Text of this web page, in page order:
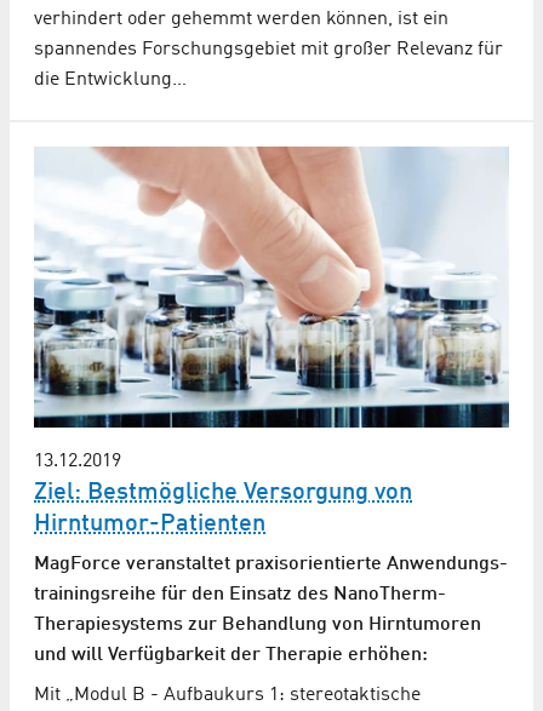
verhindert oder gehemmt werden können, ist ein
spannendes Forschungsgebiet mit großer Relevanz für
die Entwicklung…
13.12.2019
Ziel: Bestmögliche Versorgung von
Hirntumor-Patienten
MagForce veranstaltet praxisorientierte Anwendungs­
trainings­reihe für den Einsatz des NanoTherm-
Therapie­systems zur Behandlung von Hirntumoren
und will Verfügbarkeit der Therapie erhöhen:
Mit „Modul B - Aufbaukurs 1: stereotaktische